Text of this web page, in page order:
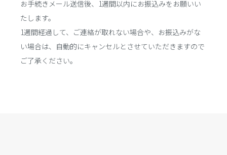
お手続きメール送信後、1週間以内にお振込みをお願いい
たします。
1週間経過して、ご連絡が取れない場合や、お振込みがな
い場合は、自動的にキャンセルとさせていただきますので
ご了承ください。